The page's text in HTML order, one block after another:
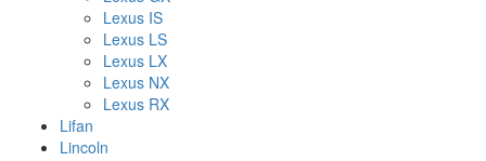
Lexus IS
Lexus LS
Lexus LX
Lexus NX
Lexus RX
Lifan
Lincoln